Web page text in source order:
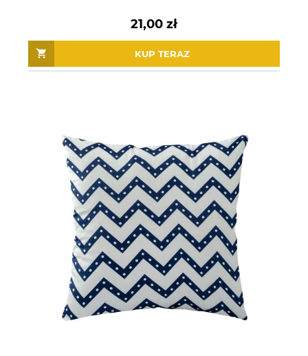
21,00 zł
KUP TERAZ